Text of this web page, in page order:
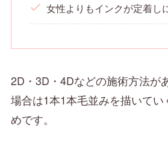
女性よりもインクが定着し
2D・3D・4Dなどの施術方法が
場合は1本1本毛並みを描いて
めです。